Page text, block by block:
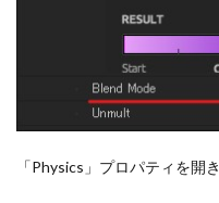
「Physics」プロパティを開き